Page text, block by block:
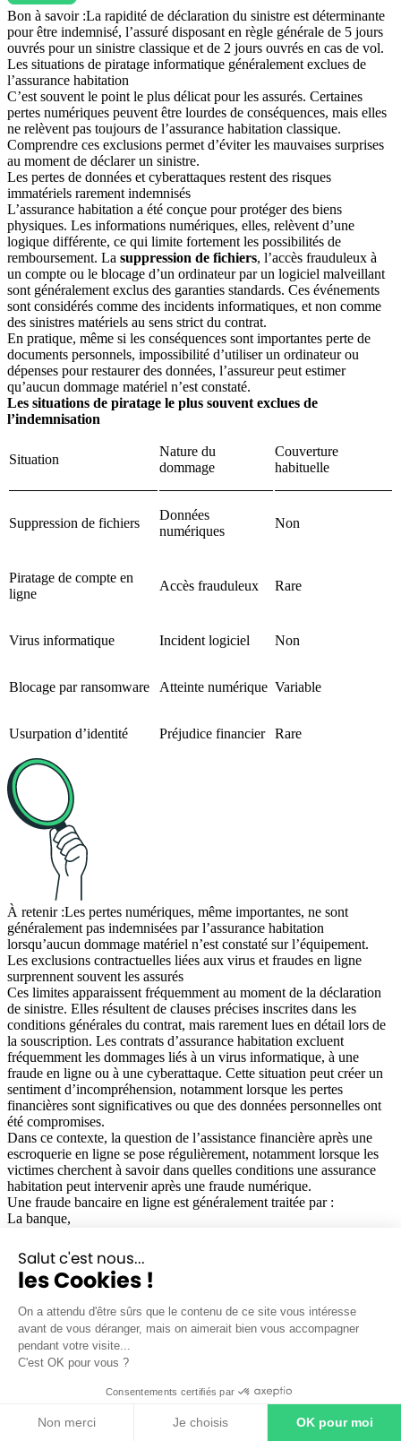
Bon à savoir :La rapidité de déclaration du sinistre est déterminante
pour être indemnisé, l’assuré disposant en règle générale de 5 jours
ouvrés pour un sinistre classique et de 2 jours ouvrés en cas de vol.
Les situations de piratage informatique généralement exclues de
l’assurance habitation
C’est souvent le point le plus délicat pour les assurés. Certaines
pertes numériques peuvent être lourdes de conséquences, mais elles
ne relèvent pas toujours de l’assurance habitation classique.
Comprendre ces exclusions permet d’éviter les mauvaises surprises
au moment de déclarer un sinistre.
Les pertes de données et cyberattaques restent des risques
immatériels rarement indemnisés
L’assurance habitation a été conçue pour protéger des biens
physiques. Les informations numériques, elles, relèvent d’une
logique différente, ce qui limite fortement les possibilités de
remboursement. La suppression de fichiers, l’accès frauduleux à
un compte ou le blocage d’un ordinateur par un logiciel malveillant
sont généralement exclus des garanties standards. Ces événements
sont considérés comme des incidents informatiques, et non comme
des sinistres matériels au sens strict du contrat.
En pratique, même si les conséquences sont importantes perte de
documents personnels, impossibilité d’utiliser un ordinateur ou
dépenses pour restaurer des données, l’assureur peut estimer
qu’aucun dommage matériel n’est constaté.
Les situations de piratage le plus souvent exclues de
l’indemnisation
Situation
Nature du
dommage
Couverture
habituelle
Suppression de fichiers
Données
numériques
Non
Piratage de compte en
ligne
Accès frauduleux Rare
Virus informatique Incident logiciel Non
Blocage par ransomware Atteinte numérique Variable
Usurpation d’identité Préjudice financier Rare
À retenir :Les pertes numériques, même importantes, ne sont
généralement pas indemnisées par l’assurance habitation
lorsqu’aucun dommage matériel n’est constaté sur l’équipement.
Les exclusions contractuelles liées aux virus et fraudes en ligne
surprennent souvent les assurés
Ces limites apparaissent fréquemment au moment de la déclaration
de sinistre. Elles résultent de clauses précises inscrites dans les
conditions générales du contrat, mais rarement lues en détail lors de
la souscription. Les contrats d’assurance habitation excluent
fréquemment les dommages liés à un virus informatique, à une
fraude en ligne ou à une cyberattaque. Cette situation peut créer un
sentiment d’incompréhension, notamment lorsque les pertes
financières sont significatives ou que des données personnelles ont
été compromises.
Dans ce contexte, la question de l’assistance financière après une
escroquerie en ligne se pose régulièrement, notamment lorsque les
victimes cherchent à savoir dans quelles conditions une assurance
habitation peut intervenir après une fraude numérique.
Une fraude bancaire en ligne est généralement traitée par :
La banque,
Une garantie spécifique contre la fraude.
La cyberprotection renforce la couverture numérique de l’assurance
habitation face aux nouveaux risques
certains assureurs ont développé des garanties spécifiques dédiées
aux risques numériques. Cette évolution traduit une adaptation
progressive de l’assurance habitation aux usages digitaux du
quotidien, où les données personnelles et les équipements connectés
La garantie cyber-protection répond aux incidents numériques que
cyber-assurance habitation peut inclure plusieurs services
Salut c'est nous...
les Cookies !
On a attendu d'être sûrs que le contenu de ce site vous intéresse
avant de vous déranger, mais on aimerait bien vous accompagner
pendant votre visite...
C'est OK pour vous ?
Consentements certifiés par
Non merci Je choisis OK pour moi